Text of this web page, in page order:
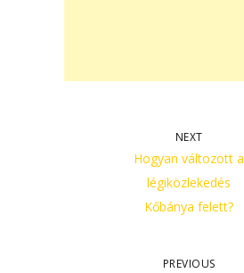
NEXT
Hogyan változott a
légiközlekedés
Kőbánya felett?
PREVIOUS